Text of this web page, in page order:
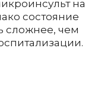
на
состояние
сложнее, чем